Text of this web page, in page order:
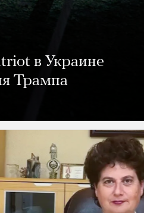
в Украине
Трампа